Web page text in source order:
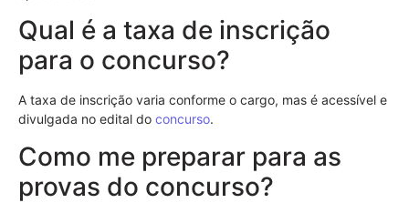
Qual é a taxa de inscrição
para o concurso?
A taxa de inscrição varia conforme o cargo, mas é acessível e
divulgada no edital do concurso.
Como me preparar para as
provas do concurso?